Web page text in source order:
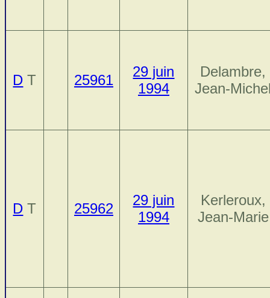
D T 25961
29 juin
1994
Delambre,
Jean-
D T 25962
29 juin
1994
Kerleroux,
Jean-Marie